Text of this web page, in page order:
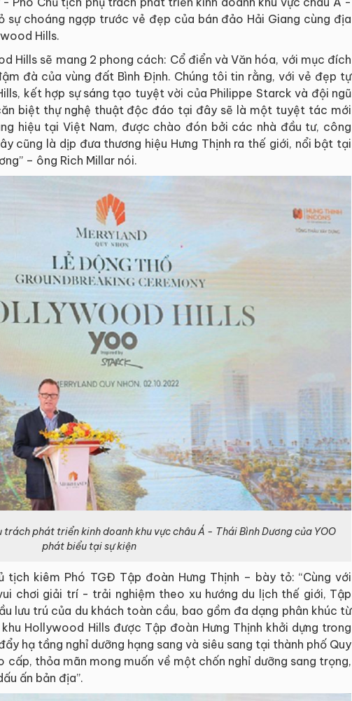
sự choáng ngợp trước vẻ đẹp của bán đảo Hải Giang cùng địa
Hills.
Hills sẽ mang 2 phong cách: Cổ điển và Văn hóa, với mục đích
đà của vùng đất Bình Định. Chúng tôi tin rằng, với vẻ đẹp tự
kết hợp sự sáng tạo tuyệt vời của Philippe Starck và đội ngũ
biệt thự nghệ thuật độc đáo tại đây sẽ là một tuyệt tác mới
hiệu tại Việt Nam, được chào đón bởi các nhà đầu tư, công
cũng là dịp đưa thương hiệu Hưng Thịnh ra thế giới, nổi bật tại
– ông Rich Millar nói.
phát triển kinh doanh khu vực châu Á - Thái Bình Dương của YOO
phát biểu tại sự kiện
tịch kiêm Phó TGĐ Tập đoàn Hưng Thịnh – bày tỏ: “Cùng với
chơi giải trí - trải nghiệm theo xu hướng du lịch thế giới, Tập
lưu trú của du khách toàn cầu, bao gồm đa dạng phân khúc từ
Hollywood Hills được Tập đoàn Hưng Thịnh khởi dựng trong
hạ tầng nghỉ dưỡng hạng sang và siêu sang tại thành phố Quy
cấp, thỏa mãn mong muốn về một chốn nghỉ dưỡng sang trọng,
ấn bản địa”.